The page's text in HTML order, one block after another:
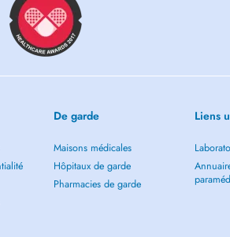
De garde
Maisons médicales
Hôpitaux de garde
Pharmacies de garde
Liens